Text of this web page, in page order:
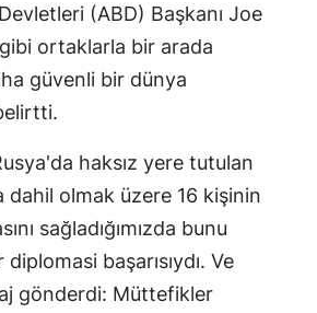
(ABD) Başkanı Joe
ortaklarla bir arada
güvenli bir dünya
haksız yere tutulan
dahil olmak üzere 16 kişinin
sağladığımızda bunu
diplomasi başarısıydı. Ve
gönderdi: Müttefikler